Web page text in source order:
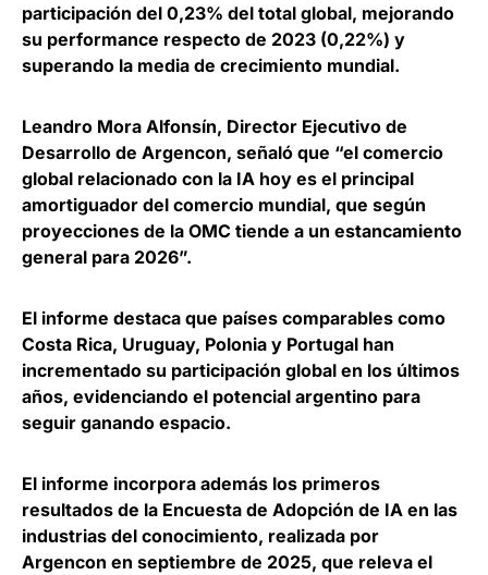
participación del 0,23% del total global, mejorando
su performance respecto de 2023 (0,22%) y
superando la media de crecimiento mundial.
Leandro Mora Alfonsín, Director Ejecutivo de
Desarrollo de Argencon, señaló que “el comercio
global relacionado con la IA hoy es el principal
amortiguador del comercio mundial, que según
proyecciones de la OMC tiende a un estancamiento
general para 2026”.
El informe destaca que países comparables como
Costa Rica, Uruguay, Polonia y Portugal han
incrementado su participación global en los últimos
años, evidenciando el potencial argentino para
seguir ganando espacio.
El informe incorpora además los primeros
resultados de la Encuesta de Adopción de IA en las
industrias del conocimiento, realizada por
Argencon en septiembre de 2025, que releva el